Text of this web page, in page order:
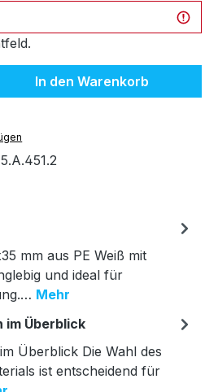
Gib den
In den Warenkorb
mm aus PE Weiß mit
und ideal für
Mehr
Überblick
Überblick Die Wahl des
ist entscheidend für